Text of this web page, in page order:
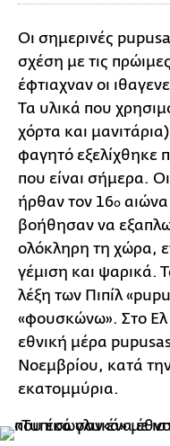
Οι σημερινές
σχέση με τις
έφτιαχναν οι
Τα υλικά που
χόρτα και
φαγητό εξελίχθηκε
που είναι σήμερα.
ήρθαν τον 16ο αιώνα
βοήθησαν να
ολόκληρη τη χώρα,
γέμιση και ψαρικά.
λέξη των Πιπίλ
«φουσκώνω». Στο Ελ
εθνική μέρα
Νοεμβρίου, κατά
εκατομμύρια.